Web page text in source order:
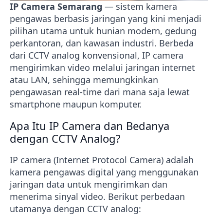
IP Camera Semarang — sistem kamera
pengawas berbasis jaringan yang kini menjadi
pilihan utama untuk hunian modern, gedung
perkantoran, dan kawasan industri. Berbeda
dari CCTV analog konvensional, IP camera
mengirimkan video melalui jaringan internet
atau LAN, sehingga memungkinkan
pengawasan real-time dari mana saja lewat
smartphone maupun komputer.
Apa Itu IP Camera dan Bedanya
dengan CCTV Analog?
IP camera (Internet Protocol Camera) adalah
kamera pengawas digital yang menggunakan
jaringan data untuk mengirimkan dan
menerima sinyal video. Berikut perbedaan
utamanya dengan CCTV analog: